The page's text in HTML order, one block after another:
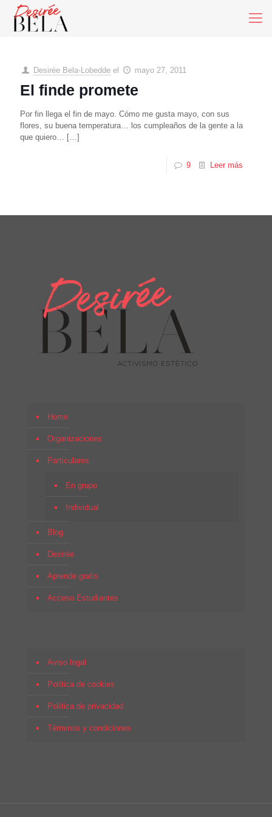
Desirée Bela-Lobedde el mayo 27, 2011
El finde promete
Por fin llega el fin de mayo. Cómo me gusta mayo, con sus
flores, su buena temperatura… los cumpleaños de la gente a la
que quiero… […]
9 Leer más
Home
Organizaciones
Particulares
En grupo
Individual
Blog
Desirée
Aprende gratis
Acceso Estudiantes
Aviso legal
Política de cookies
Política de privacidad
Términos y condiciones